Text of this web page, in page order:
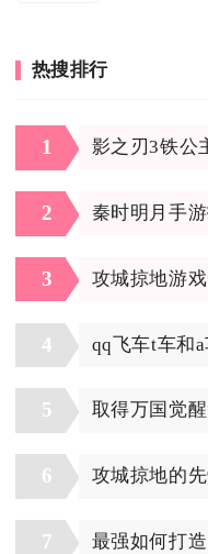
热搜排行
1 影之刃3铁公
2 秦时明月手
3 攻城掠地游
4 qq飞车t车和
5 取得万国觉
6 攻城掠地的
7